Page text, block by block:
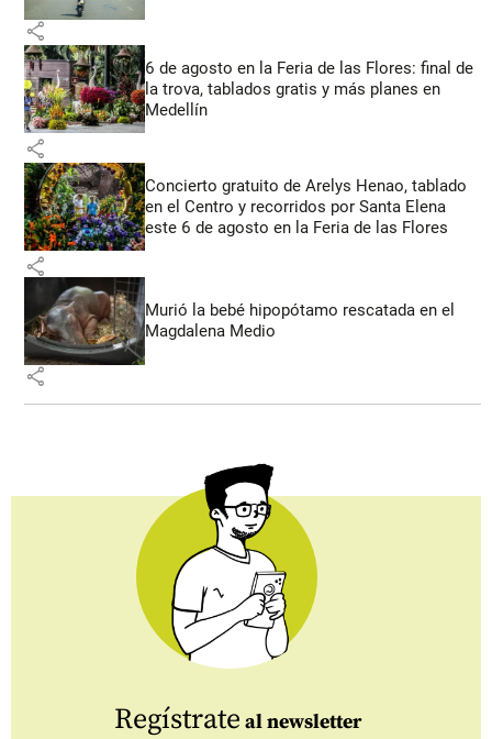
share
6 de agosto en la Feria de las Flores: final de
la trova, tablados gratis y más planes en
Medellín
share
Concierto gratuito de Arelys Henao, tablado
en el Centro y recorridos por Santa Elena
este 6 de agosto en la Feria de las Flores
share
Murió la bebé hipopótamo rescatada en el
Magdalena Medio
share
Regístrate al newsletter